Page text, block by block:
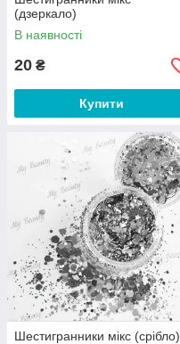
(дзеркало)
В наявності
20 ₴
Купити
Шестигранники мікс (срібло)